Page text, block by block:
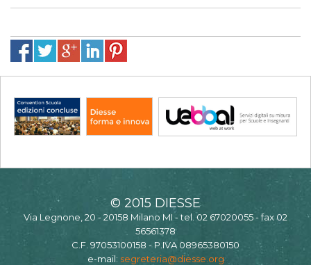
© 2015 DIESSE
Via Legnone, 20 - 20158 Milano MI - tel. 02 67020055 - fax 02
56561378
C.F. 97053100158 - P.IVA 08965380150
e-mail: segreteria@diesse.org